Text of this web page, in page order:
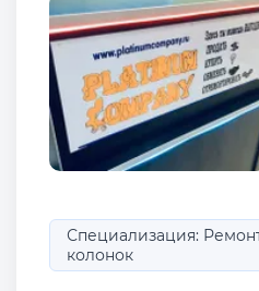
Специализация:
колонок